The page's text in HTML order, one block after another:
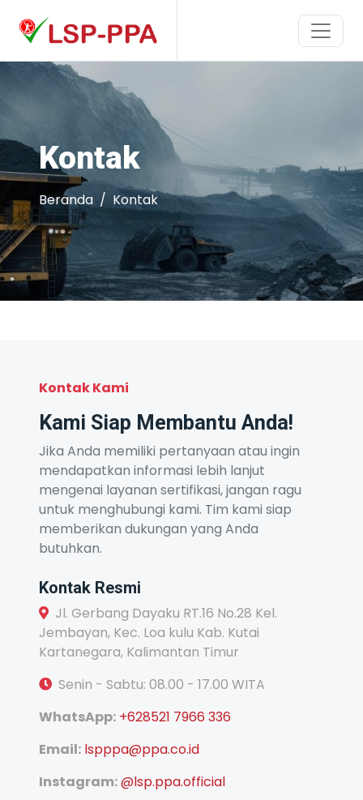
Kontak
Beranda Kontak
Kontak Kami
Kami Siap Membantu Anda!
Jika Anda memiliki pertanyaan atau ingin
mendapatkan informasi lebih lanjut
mengenai layanan sertifikasi, jangan ragu
untuk menghubungi kami. Tim kami siap
memberikan dukungan yang Anda
butuhkan.
Kontak Resmi
Jl. Gerbang Dayaku RT.16 No.28 Kel.
Jembayan, Kec. Loa kulu Kab. Kutai
Kartanegara, Kalimantan Timur
Senin - Sabtu: 08.00 - 17.00 WITA
WhatsApp: +628521 7966 336
Email: lspppa@ppa.co.id
Instagram:@lsp.ppa.official